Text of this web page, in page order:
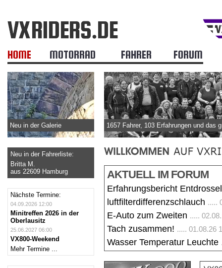
HOME MOTORRAD FAHRER FORUM
Neu in der Galerie
Neu in der Fahrerliste:
Britta M.
aus 22609 Hamburg
Nächste Termine:
04.09.2026 12:00
Minitreffen 2026 in der
Oberlausitz
25.06.2027 06:00
VX800-Weekend
Mehr Termine ...
1657 Fahrer, 103 Erfahrungen und das
AKTUELL IM FORUM
Erfahrungsbericht
luftfilterdifferenzschlauch .....
E-Auto zum Zweiten .....
Tach zusammen! ..... 01.08.26
Wasser Temperatur Leuchte